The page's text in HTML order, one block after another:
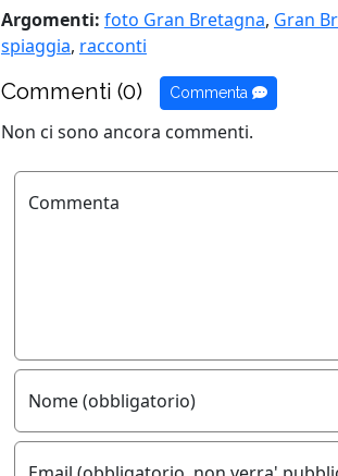
Argomenti: foto Gran Bretagna, Gran
spiaggia, racconti
Commenti (0) Commenta
Non ci sono ancora commenti.
Commenta
Nome (obbligatorio)